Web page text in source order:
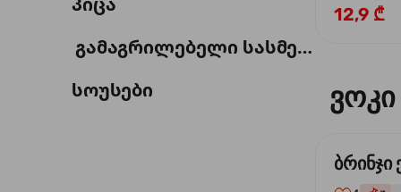
გამაგრილებელი სასმელი
სოუსები
და
12,9 ₾
ვოკი
ბრინჯი